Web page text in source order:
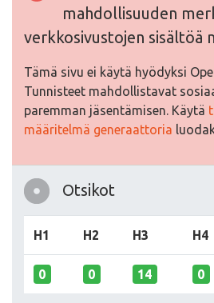
mahdollisuuden
verkkosivustojen sisältöä
Tämä sivu ei käytä hyödyksi
Tunnisteet mahdollistavat
paremman jäsentämisen. Käytä
määritelmä generaattoria
Otsikot
H1 H2 H3 H4
0 0 14 0